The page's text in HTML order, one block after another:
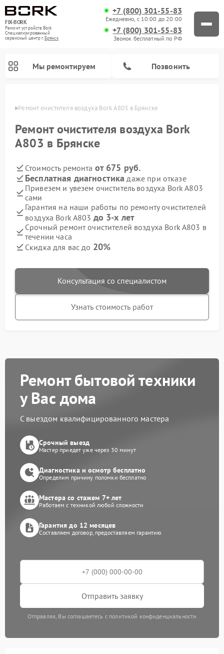
FIX-BORK
Ремонт устройств Bork
Специализированный
cервисный центр г.Брянск
+7 (800) 301-55-83
Ежедневно, с 10:00 до 20:00
+7 (800) 301-55-83
Звонок бесплатный по РФ
Мы ремонтируем Позвонить
Ремонт очистителя воздуха Bork A803 в Брянске
Ремонт очистителя воздуха Bork
A803 в Брянске
Стоимость ремонта от 675 руб.
Бесплатная диагностика даже при отказе
Привезем и увезем очиститель воздуха Bork A803
сами
Гарантия на наши работы по ремонту очистителей
воздуха Bork A803 до 3-х лет
Срочный ремонт очистителей воздуха Bork A803 в
течении часа
Скидка для вас до 20%
Консультация со специалистом
Узнать стоимость работ
Ремонт бытовой техники
у Вас дома
С выездом квалифицированного мастера
Срочный выезд
Мастер приедет уже через 30 минут
Диагностика и осмотр бесплатно
Определим причину поломки бесплатно
Мастера со стажем 7+ лет
Работаем с техникой любой сложности
Гарантия до 12 месяцев
Составляем договор, предоставляем гарантию
Отправить заявку
Отправляя, Вы соглашаетесь с политикой конфиденциальности